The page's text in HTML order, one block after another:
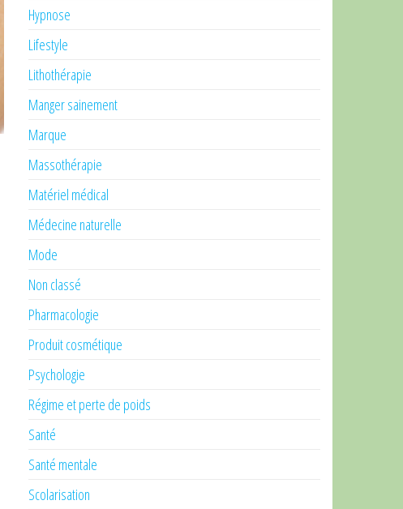
Hypnose
Lifestyle
Lithothérapie
Manger sainement
Marque
Massothérapie
Matériel médical
Médecine naturelle
Mode
Non classé
Pharmacologie
Produit cosmétique
Psychologie
Régime et perte de poids
Santé
Santé mentale
Scolarisation